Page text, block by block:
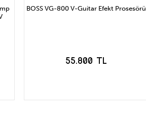
BOSS VG-800 V-Guitar Efekt Prosesörü
55.800 TL